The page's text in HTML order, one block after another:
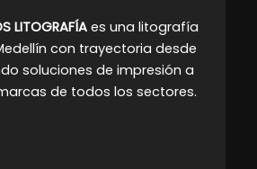
LITOGRAFÍAes una litografía
con trayectoria desde
soluciones de impresión a
de todos los sectores.